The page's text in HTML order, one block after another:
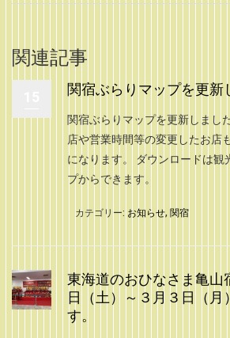
関連記事
関宿ぶらりマップを更新
関宿ぶらりマップを更新しまし
店や営業時間等の変更したお店
になります。 ダウンロードは観
プからできます。
カテゴリー: お知らせ, 関宿
東海道のおひなさま亀山
日（土）～３月３日（月
す。